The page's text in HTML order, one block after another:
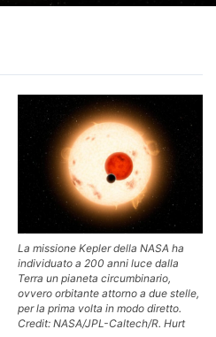
La missione Kepler della NASA ha
individuato a 200 anni luce dalla
Terra un pianeta circumbinario,
ovvero orbitante attorno a due stelle,
per la prima volta in modo diretto.
Credit: NASA/JPL-Caltech/R. Hurt